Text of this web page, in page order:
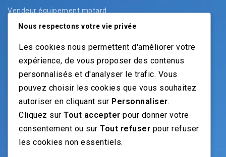
Vendeur équipement motard
Vendeur pièces
Vendeur véhicules occasion
NOS GUIDES
Recrutement moto: Le guide pour recruteurs
Recrutement mécanicien moto
Nous respectons votre vie privée
Les cookies nous permettent d'améliorer votre
expérience, de vous proposer des contenus
personnalisés et d'analyser le trafic. Vous
pouvez choisir les cookies que vous souhaitez
autoriser en cliquant sur Personnaliser.
Cliquez sur Tout accepter pour donner votre
consentement ou sur Tout refuser pour refuser
les cookies non essentiels.